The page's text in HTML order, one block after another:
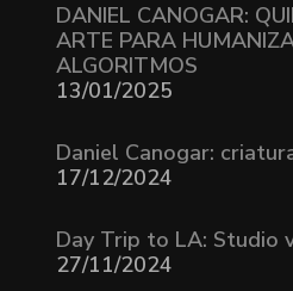
DANIEL CANOGAR:
ARTE PARA
ALGORITMOS
13/01/2025
Daniel Canogar:
17/12/2024
Day Trip to LA: Studio
27/11/2024